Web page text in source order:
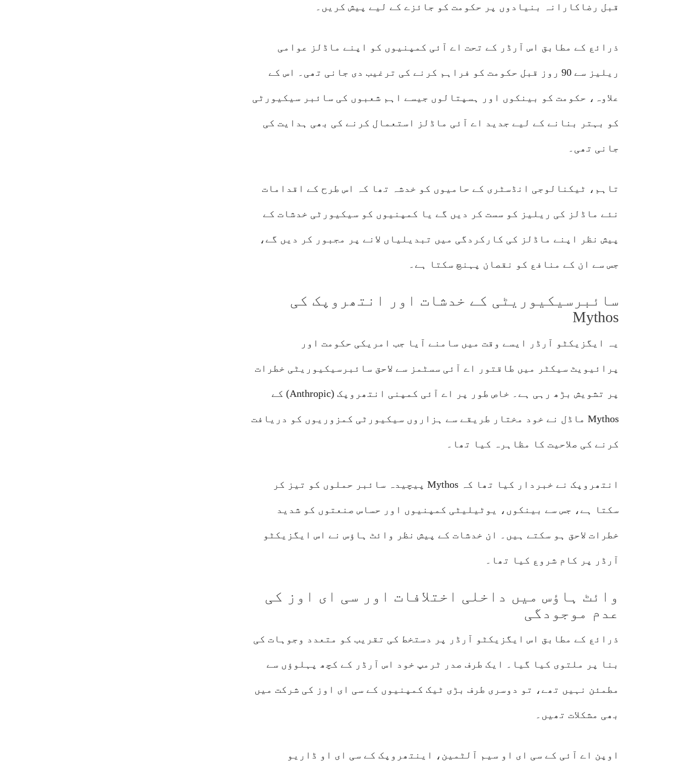
قبل رضاکارانہ بنیادوں پر حکومت کو جائزے کے لیے پیش کریں۔
ذرائع کے مطابق اس آرڈر کے تحت اے آئی کمپنیوں کو اپنے ماڈلز عوامی
ریلیز سے 90 روز قبل حکومت کو فراہم کرنے کی ترغیب دی جانی تھی۔ اس کے
علاوہ، حکومت کو بینکوں اور ہسپتالوں جیسے اہم شعبوں کی سائبر سیکیورٹی
کو بہتر بنانے کے لیے جدید اے آئی ماڈلز استعمال کرنے کی بھی ہدایت کی
جانی تھی۔
تاہم، ٹیکنالوجی انڈسٹری کے حامیوں کو خدشہ تھا کہ اس طرح کے اقدامات
نئے ماڈلز کی ریلیز کو سست کر دیں گے یا کمپنیوں کو سیکیورٹی خدشات کے
پیش نظر اپنے ماڈلز کی کارکردگی میں تبدیلیاں لانے پر مجبور کر دیں گے،
جس سے ان کے منافع کو نقصان پہنچ سکتا ہے۔
سائبرسیکیوریٹی کے خدشات اور انتھروپک کی
Mythos
یہ ایگزیکٹو آرڈر ایسے وقت میں سامنے آیا جب امریکی حکومت اور
پرائیویٹ سیکٹر میں طاقتور اے آئی سسٹمز سے لاحق سائبرسیکیوریٹی خطرات
پر تشویش بڑھ رہی ہے۔ خاص طور پر اے آئی کمپنی انتھروپک (Anthropic) کے
Mythos ماڈل نے خود مختار طریقے سے ہزاروں سیکیورٹی کمزوریوں کو دریافت
کرنے کی صلاحیت کا مظاہرہ کیا تھا۔
انتھروپک نے خبردار کیا تھا کہ Mythos پیچیدہ سائبر حملوں کو تیز کر
سکتا ہے، جس سے بینکوں، یوٹیلیٹی کمپنیوں اور حساس صنعتوں کو شدید
خطرات لاحق ہو سکتے ہیں۔ ان خدشات کے پیش نظر وائٹ ہاؤس نے اس ایگزیکٹو
آرڈر پر کام شروع کیا تھا۔
وائٹ ہاؤس میں داخلی اختلافات اور سی ای اوز کی
عدم موجودگی
ذرائع کے مطابق اس ایگزیکٹو آرڈر پر دستخط کی تقریب کو متعدد وجوہات کی
بنا پر ملتوی کیا گیا۔ ایک طرف صدر ٹرمپ خود اس آرڈر کے کچھ پہلوؤں سے
مطمئن نہیں تھے، تو دوسری طرف بڑی ٹیک کمپنیوں کے سی ای اوز کی شرکت میں
بھی مشکلات تھیں۔
اوپن اے آئی کے سی ای او سیم آلٹمین، اینتھروپک کے سی ای او ڈاریو